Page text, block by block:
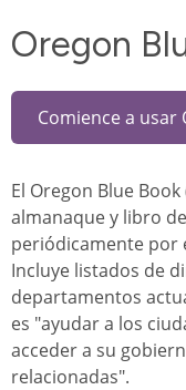
Oregon
Comience a usar
El Oregon Blue
almanaque y libro
periódicamente por
Incluye listados de
departamentos
es "ayudar a los
acceder a su
relacionadas".